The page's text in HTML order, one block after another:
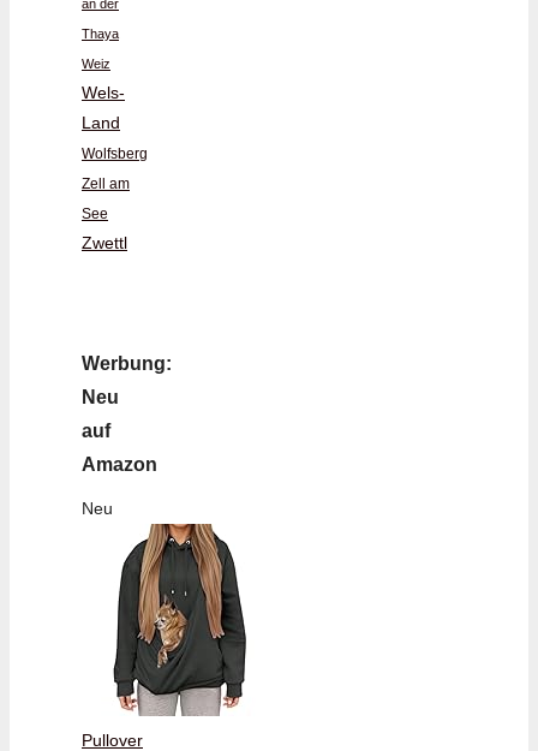
an der
Thaya
Weiz
Wels-
Land
Wolfsberg
Zell am
See
Zwettl
Werbung:
Neu
auf
Amazon
Neu
Pullover